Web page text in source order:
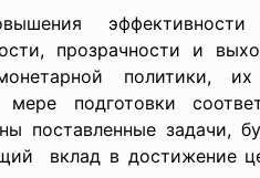
эффективности
прозрачности и
политики, их
подготовки
поставленные задачи,
вклад в достижение